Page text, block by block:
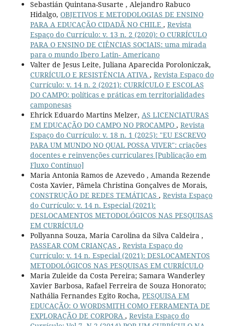
Sebastián Quintana-Susarte , Alejandro Rabuco
Hidalgo, OBJETIVOS E METODOLOGIAS DE ENSINO
PARA A EDUCAÇÃO CIDADÃ NO CHILE , Revista
Espaço do Currículo: v. 13 n. 2 (2020): O CURRÍCULO
PARA O ENSINO DE CIÊNCIAS SOCIAIS: uma mirada
para o mundo Ibero Latin- Americano
Valter de Jesus Leite, Juliana Aparecida Poroloniczak,
CURRÍCULO E RESISTÊNCIA ATIVA , Revista Espaço do
Currículo: v. 14 n. 2 (2021): CURRÍCULO E ESCOLAS
DO CAMPO: políticas e práticas em territorialidades
camponesas
Ehrick Eduardo Martins Melzer, AS LICENCIATURAS
EM EDUCAÇÃO DO CAMPO NO PROCAMPO , Revista
Espaço do Currículo: v. 18 n. 1 (2025): "EU ESCREVO
PARA UM MUNDO NO QUAL POSSA VIVER": criações
docentes e reinvenções curriculares [Publicação em
Fluxo Contínuo]
Maria Antonia Ramos de Azevedo , Amanda Rezende
Costa Xavier, Pâmela Christina Gonçalves de Morais,
CONSTRUÇÃO DE REDES TEMÁTICAS , Revista Espaço
do Currículo: v. 14 n. Especial (2021):
DESLOCAMENTOS METODOLÓGICOS NAS PESQUISAS
EM CURRÍCULO
Pollyanna Souza, Maria Carolina da Silva Caldeira ,
PASSEAR COM CRIANÇAS , Revista Espaço do
Currículo: v. 14 n. Especial (2021): DESLOCAMENTOS
METODOLÓGICOS NAS PESQUISAS EM CURRÍCULO
Maria Zuleide da Costa Pereira; Samara Wanderley
Xavier Barbosa, Rafael Ferreira de Souza Honorato;
Nathália Fernandes Egito Rocha, PESQUISA EM
EDUCAÇÃO: O WORDSMITH COMO FERRAMENTA DE
EXPLORAÇÃO DE CORPORA , Revista Espaço do